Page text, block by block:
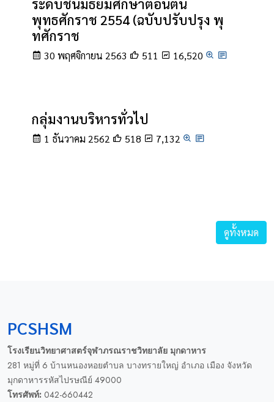
ระดับชั้นมัธยมศึกษาตอนต้น
พุทธศักราช 2554 (ฉบับปรับปรุง พุ
ทศักราช
30 พฤศจิกายน 2563 511 16,520
กลุ่มงานบริหารทั่วไป
1 ธันวาคม 2562 518 7,132
ดูทั้งหมด
PCSHSM
โรงเรียนวิทยาศาสตร์จุฬาภรณราชวิทยาลัย มุกดาหาร
281 หมู่ที่ 6 บ้านหนองหอยตำบล บางทรายใหญ่ อำเภอ เมือง จังหวัด
มุกดาหารรหัสไปรษณีย์ 49000
โทรศัพท์: 042-660442